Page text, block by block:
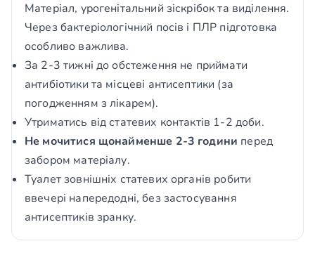
Матеріал, урогенітальний зіскрібок та виділення.
Через бактеріологічний посів і ПЛР підготовка
особливо важлива.
За 2-3 тижні до обстеження не приймати
антибіотики та місцеві антисептики (за
погодженням з лікарем).
Утриматись від статевих контактів 1-2 доби.
Не мочитися щонайменше 2-3 години перед
забором матеріалу.
Туалет зовнішніх статевих органів робити
ввечері напередодні, без застосування
антисептиків зранку.